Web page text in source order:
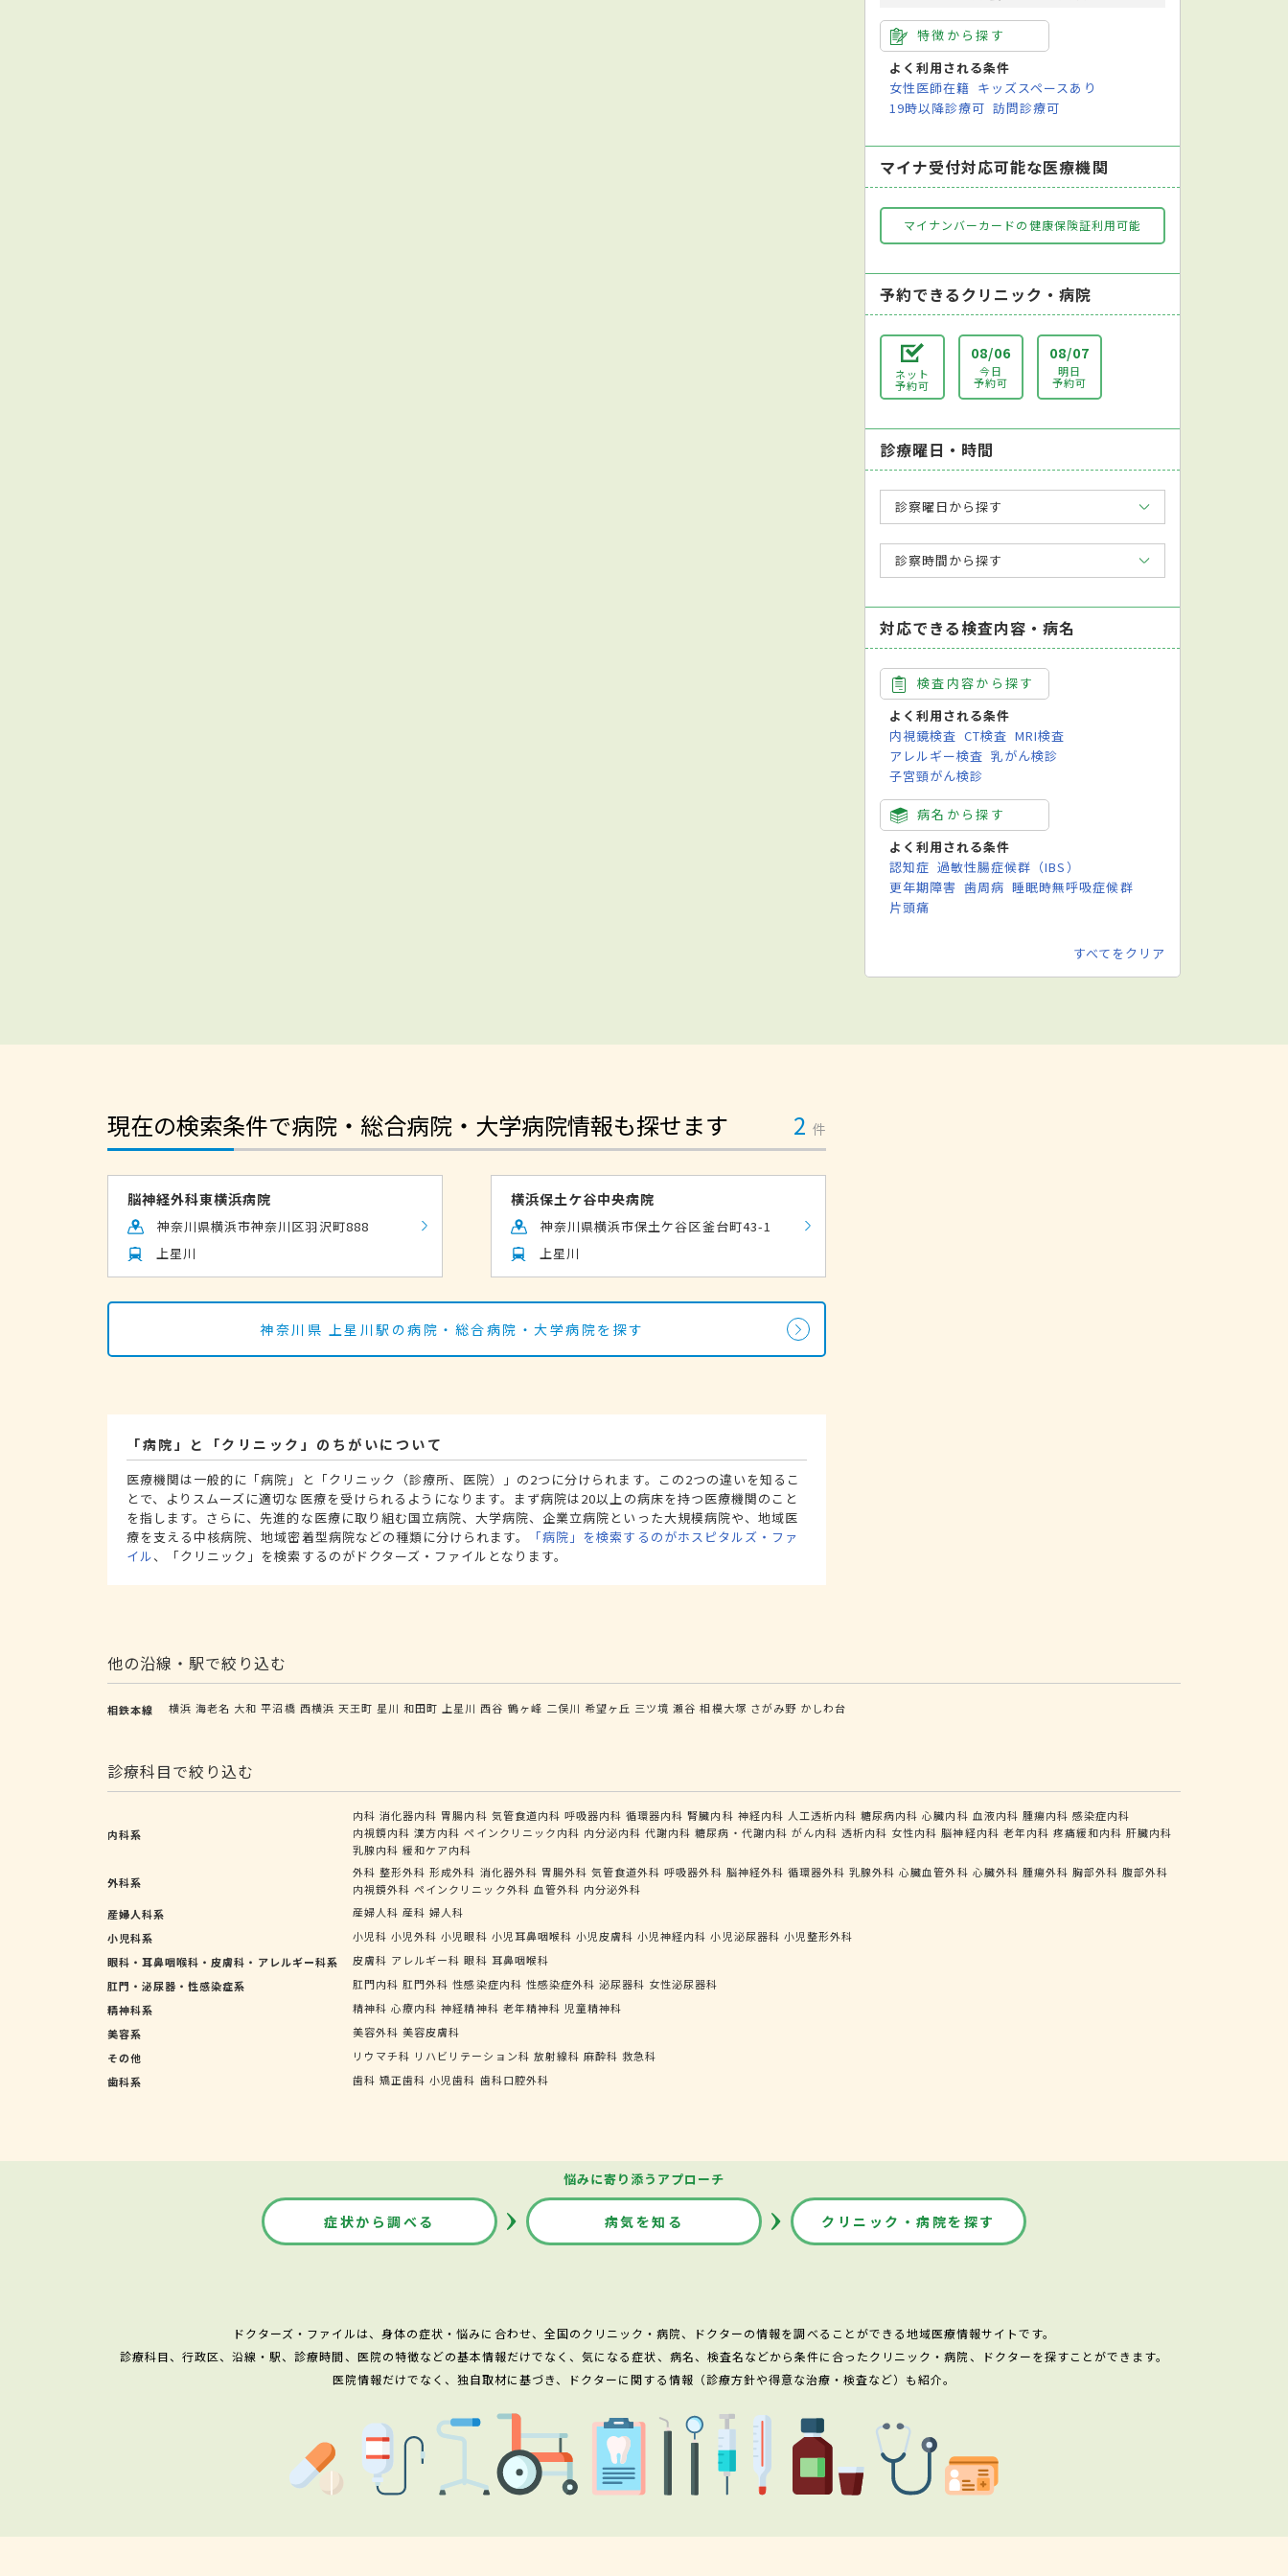
特徴から探す
よく利用される条件
女性医師在籍 キッズスペースあり
19時以降診療可 訪問診療可
マイナ受付対応可能な医療機関
マイナンバーカードの健康保険証利用可能
予約できるクリニック・病院
ネット
予約可
08/06
今日
予約可
08/07
明日
予約可
診療曜日・時間
診察曜日から探す
診察時間から探す
対応できる検査内容・病名
検査内容から探す
よく利用される条件
内視鏡検査 CT検査 MRI検査
アレルギー検査 乳がん検診
子宮頸がん検診
病名から探す
よく利用される条件
認知症 過敏性腸症候群（IBS）
更年期障害 歯周病 睡眠時無呼吸症候群
片頭痛
すべてをクリア
現在の検索条件で病院・総合病院・大学病院情報も探せます 2 件
脳神経外科東横浜病院
神奈川県横浜市神奈川区羽沢町888
上星川
横浜保土ケ谷中央病院
神奈川県横浜市保土ケ谷区釜台町43-1
上星川
神奈川県 上星川駅の病院・総合病院・大学病院を探す
「病院」と「クリニック」のちがいについて
医療機関は一般的に「病院」と「クリニック（診療所、医院）」の2つに分けられます。この2つの違いを知るこ
とで、よりスムーズに適切な医療を受けられるようになります。まず病院は20以上の病床を持つ医療機関のこと
を指します。さらに、先進的な医療に取り組む国立病院、大学病院、企業立病院といった大規模病院や、地域医
療を支える中核病院、地域密着型病院などの種類に分けられます。
「病院」を検索するのがホスピタルズ・ファ
イル、「クリニック」を検索するのがドクターズ・ファイルとなります。
他の沿線・駅で絞り込む
相鉄本線 横浜 海老名 大和 平沼橋 西横浜 天王町 星川 和田町 上星川 西谷 鶴ヶ峰 二俣川 希望ヶ丘 三ツ境 瀬谷 相模大塚 さがみ野 かしわ台
診療科目で絞り込む
内科系
内科 消化器内科 胃腸内科 気管食道内科 呼吸器内科 循環器内科 腎臓内科 神経内科 人工透析内科 糖尿病内科 心臓内科 血液内科 腫瘍内科 感染症内科
内視鏡内科 漢方内科 ペインクリニック内科 内分泌内科 代謝内科 糖尿病・代謝内科 がん内科 透析内科 女性内科 脳神経内科 老年内科 疼痛緩和内科 肝臓内科
乳腺内科 緩和ケア内科
外科系
外科 整形外科 形成外科 消化器外科 胃腸外科 気管食道外科 呼吸器外科 脳神経外科 循環器外科 乳腺外科 心臓血管外科 心臓外科 腫瘍外科 胸部外科 腹部外科
内視鏡外科 ペインクリニック外科 血管外科 内分泌外科
産婦人科系
産婦人科 産科 婦人科
小児科系
小児科 小児外科 小児眼科 小児耳鼻咽喉科 小児皮膚科 小児神経内科 小児泌尿器科 小児整形外科
眼科・耳鼻咽喉科・皮膚科・アレルギー科系
皮膚科 アレルギー科 眼科 耳鼻咽喉科
肛門・泌尿器・性感染症系
肛門内科 肛門外科 性感染症内科 性感染症外科 泌尿器科 女性泌尿器科
精神科系
精神科 心療内科 神経精神科 老年精神科 児童精神科
美容系
美容外科 美容皮膚科
その他
リウマチ科 リハビリテーション科 放射線科 麻酔科 救急科
歯科系
歯科 矯正歯科 小児歯科 歯科口腔外科
悩みに寄り添うアプローチ
症状から調べる 病気を知る クリニック・病院を探す
ドクターズ・ファイルは、身体の症状・悩みに合わせ、全国のクリニック・病院、ドクターの情報を調べることができる地域医療情報サイトです。
診療科目、行政区、沿線・駅、診療時間、医院の特徴などの基本情報だけでなく、気になる症状、病名、検査名などから条件に合ったクリニック・病院、ドクターを探すことができます。
医院情報だけでなく、独自取材に基づき、ドクターに関する情報（診療方針や得意な治療・検査など）も紹介。